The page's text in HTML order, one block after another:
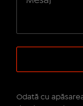
Odată cu